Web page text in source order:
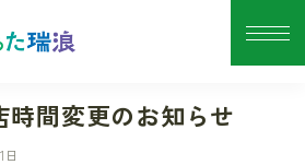
時間変更のお知らせ
日